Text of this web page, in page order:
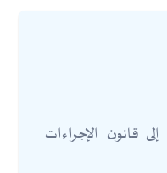
قانون الإجراءات